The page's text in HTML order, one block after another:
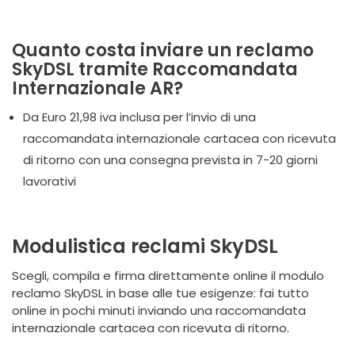
Quanto costa inviare un reclamo
SkyDSL tramite Raccomandata
Internazionale AR?
Da Euro 21,98 iva inclusa per l’invio di una
raccomandata internazionale cartacea con ricevuta
di ritorno con una consegna prevista in 7-20 giorni
lavorativi
Modulistica reclami SkyDSL
Scegli, compila e firma direttamente online il modulo
reclamo SkyDSL in base alle tue esigenze: fai tutto
online in pochi minuti inviando una raccomandata
internazionale cartacea con ricevuta di ritorno.